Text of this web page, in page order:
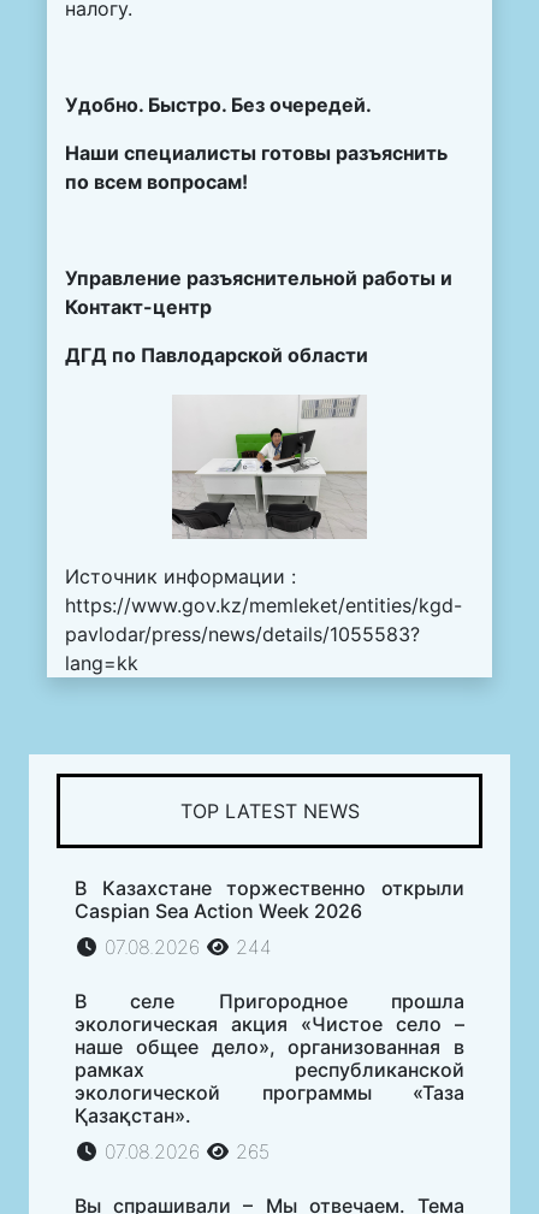
налогу.
Удобно. Быстро. Без очередей.
Наши специалисты готовы разъяснить
по всем вопросам!
Управление разъяснительной работы и
Контакт-центр
ДГД по Павлодарской области
Источник информации :
https://www.gov.kz/memleket/entities/kgd-
pavlodar/press/news/details/1055583?
lang=kk
TOP LATEST NEWS
В Казахстане торжественно открыли
Caspian Sea Action Week 2026
07.08.2026
244
В селе Пригородное прошла
экологическая акция «Чистое село –
наше общее дело», организованная в
рамках республиканской
экологической программы «Таза
Қазақстан».
07.08.2026
265
Вы спрашивали – Мы отвечаем. Тема